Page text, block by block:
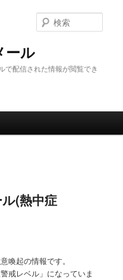
ール
で配信された情報が閲覧でき
索
(熱中症
喚起の情報です。
戒レベル」になっていま